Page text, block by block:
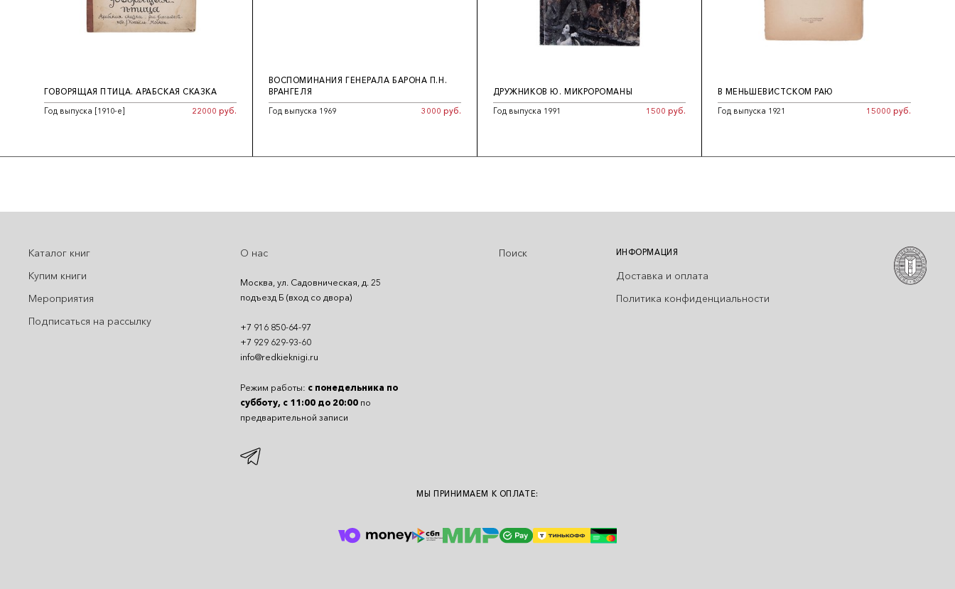
ГОВОРЯЩАЯ ПТИЦА. АРАБСКАЯ СКАЗКА
Год выпуска [1910-е]
22000 руб.
ВОСПОМИНАНИЯ ГЕНЕРАЛА БАРОНА П.Н.
ВРАНГЕЛЯ
Год выпуска 1969
3000 руб.
ДРУЖНИКОВ Ю. МИКРОРОМАНЫ
Год выпуска 1991
1500 руб.
В МЕНЬШЕВИСТСКОМ РАЮ
Год выпуска 1921
15000 руб.
Каталог книг
Купим книги
Мероприятия
Подписаться на рассылку
О нас
Москва, ул. Садовническая, д. 25
подъезд Б (вход со двора)
+7 916 850-64-97
+7 929 629-93-60
info@redkieknigi.ru
Режим работы: с понедельника по
субботу, с 11:00 до 20:00по
предварительной записи
Поиск ИНФОРМАЦИЯ
Доставка и оплата
Политика конфиденциальности
МЫ ПРИНИМАЕМ К ОПЛАТЕ: